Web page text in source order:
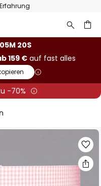
20S
159 €auf fast alles
-70%